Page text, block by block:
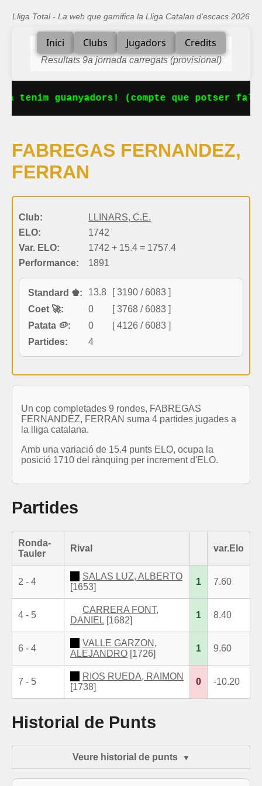
Lliga Total - La web que gamifica la Lliga Catalan d'escacs 2026
Inici Clubs Jugadors Credits
Resultats 9a jornada carregats (provisional)
tenim guanyadors! (compte que potser
FABREGAS FERNANDEZ,
FERRAN
Club:
LLINARS, C.E.
ELO:
1742
Var. ELO:
1742 + 15.4 = 1757.4
Performance:
1891
Standard ♚: 13.8
[ 3190 / 6083 ]
Coet 🚀:
0
[ 3768 / 6083 ]
Patata 🥔:
0
[ 4126 / 6083 ]
Partides:
4
Un cop completades 9 rondes, FABREGAS
FERNANDEZ, FERRAN suma 4 partides jugades a
la lliga catalana.
Amb una variació de 15.4 punts ELO, ocupa la
posició 1710 del rànquing per increment d'ELO.
Partides
Ronda-
Tauler
Rival var.Elo
2 - 4
SALAS LUZ, ALBERTO
[1653]
1 7.60
4 - 5
CARRERA FONT,
DANIEL [1682]
1 8.40
6 - 4
VALLE GARZON,
ALEJANDRO [1726]
1 9.60
7 - 5
RIOS RUEDA, RAIMON
[1738]
0 -10.20
Historial de Punts
Veure historial de punts